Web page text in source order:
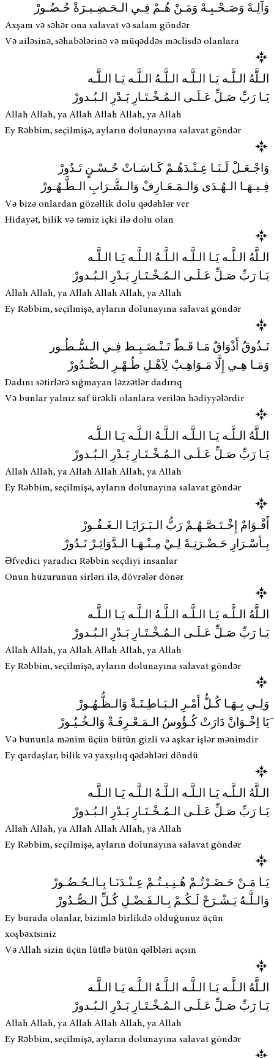
وَآلِـهْ وَصَـحْـبِـهْ وَمَـنْ هُـمْ فِـي الـحَـضِـيـرَةْ حُـضُـورْ
Axşam və səhər ona salavat və salam göndər
Və ailəsinə, səhabələrinə və müqəddəs məclisdə olanlara
الـلَّهُ الـلَّـه يَـا الـلَّـه الـلَّـهُ الـلَّـه يَـا الـلَّـه
يَـا رَبِّ صَـلِّ عَـلَـى الـمُـخْـتَـارِ بَـدْرِ الـبُـدورْ
Allah Allah, ya Allah Allah Allah, ya Allah
Ey Rəbbim, seçilmişə, ayların dolunayına salavat göndər
وَاجْـعَـلْ لَـنَـا عِـنْـدَهُـمْ كَـاسَـاتْ حُـسْـنٍ تَـدُورْ
فِـيـهَـا الـهُـدَى وَالـمَـعَـارِفْ وَالـشَّـرَابِ الـطَّـهُـورْ
Və bizə onlardan gözəllik dolu qədəhlər ver
Hidayət, bilik və təmiz içki ilə dolu olan
الـلَّهُ الـلَّـه يَـا الـلَّـه الـلَّـهُ الـلَّـه يَـا الـلَّـه
يَـا رَبِّ صَـلِّ عَـلَـى الـمُـخْـتَـارِ بَـدْرِ الـبُـدورْ
Allah Allah, ya Allah Allah Allah, ya Allah
Ey Rəbbim, seçilmişə, ayların dolunayına salavat göndər
نَـذُوقُ أَذْوَاقٌ مَـا قَـطّ تَـنْـضَـبِـط فِـي الـسُّـطُـور
وَمَـا هِـي إِلَّا مَـوَاهِـبْ لِاَهْـلِ طُـهْـرِ الـصُّـدُورْ
Dadını sətirlərə sığmayan ləzzətlər dadırıq
Və bunlar yalnız saf ürəkli olanlara verilən hədiyyələrdir
الـلَّهُ الـلَّـه يَـا الـلَّـه الـلَّـهُ الـلَّـه يَـا الـلَّـه
يَـا رَبِّ صَـلِّ عَـلَـى الـمُـخْـتَـارِ بَـدْرِ الـبُـدورْ
Allah Allah, ya Allah Allah Allah, ya Allah
Ey Rəbbim, seçilmişə, ayların dolunayına salavat göndər
أَقْـوَامٌ إِخْـتَـصَّـهُـمْ رَبُّ الـبَـرَايَـا الـغَـفُـورْ
بِـأسْـرَارِ حَـضْـرَتِـهْ لِـيْ مِـنْـهَـا الـدَّوَائِـرْ تَـدُورْ
Əfvedici yaradıcı Rəbbin seçdiyi insanlar
Onun hüzurunun sirləri ilə, dövrələr dönər
الـلَّهُ الـلَّـه يَـا الـلَّـه الـلَّـهُ الـلَّـه يَـا الـلَّـه
يَـا رَبِّ صَـلِّ عَـلَـى الـمُـخْـتَـارِ بَـدْرِ الـبُـدورْ
Allah Allah, ya Allah Allah Allah, ya Allah
Ey Rəbbim, seçilmişə, ayların dolunayına salavat göndər
وَلِـي بِـهَـا كُـلُّ أَمْـرِ الـبَـاطِـنَـةْ وَالـظُّـهُـورْ
َیَا اِخْـوَانْ دَارَتْ كُـؤُوسُ الـمَـعْـرِفَـةْ وَالـخُـيُـورْ
Və bununla mənim üçün bütün gizli və aşkar işlər mənimdir
Ey qardaşlar, bilik və yaxşılıq qədəhləri döndü
الـلَّهُ الـلَّـه يَـا الـلَّـه الـلَّـهُ الـلَّـه يَـا الـلَّـه
يَـا رَبِّ صَـلِّ عَـلَـى الـمُـخْـتَـارِ بَـدْرِ الـبُـدورْ
Allah Allah, ya Allah Allah Allah, ya Allah
Ey Rəbbim, seçilmişə, ayların dolunayına salavat göndər
يَـا مَـنْ حَـضَـرْتُـمْ هُـنِـيـتُـمْ عِـنْـدَنَـا بِـالـحُـضُـورْ
وَالـلَّـهُ يَـشْـرَحْ لَـكُـمْ بِـالـفَـضْـلِ كُـلِّ الـصُّـدُورْ
Ey burada olanlar, bizimlə birlikdə olduğunuz üçün
xoşbəxtsiniz
Və Allah sizin üçün lütflə bütün qəlbləri açsın
الـلَّهُ الـلَّـه يَـا الـلَّـه الـلَّـهُ الـلَّـه يَـا الـلَّـه
يَـا رَبِّ صَـلِّ عَـلَـى الـمُـخْـتَـارِ بَـدْرِ الـبُـدورْ
Allah Allah, ya Allah Allah Allah, ya Allah
Ey Rəbbim, seçilmişə, ayların dolunayına salavat göndər